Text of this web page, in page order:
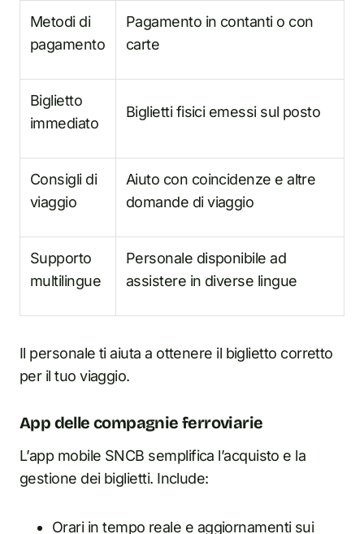
Metodi di
pagamento
Pagamento in contanti o con
carte
Biglietto
immediato
Biglietti fisici emessi sul posto
Consigli di
viaggio
Aiuto con coincidenze e altre
domande di viaggio
Supporto
multilingue
Personale disponibile ad
assistere in diverse lingue
Il personale ti aiuta a ottenere il biglietto corretto
per il tuo viaggio.
App delle compagnie ferroviarie
L’app mobile SNCB semplifica l’acquisto e la
gestione dei biglietti. Include:
Orari in tempo reale e aggiornamenti sui